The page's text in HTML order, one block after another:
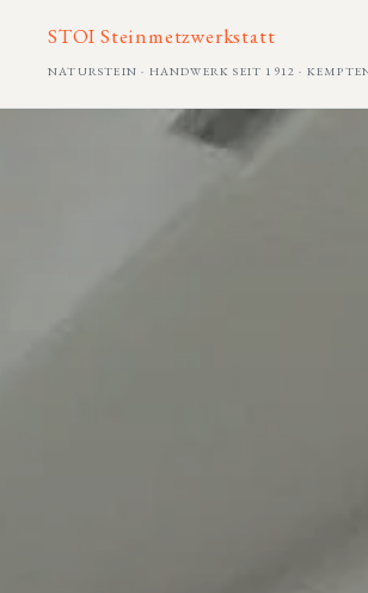
STOI Steinmetzwerkstatt
NATURSTEIN · HANDWERK SEIT 1912 ·